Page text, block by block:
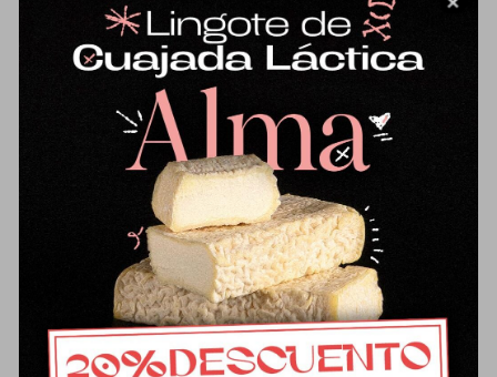
Medio queso viejo de oveja
36,44€